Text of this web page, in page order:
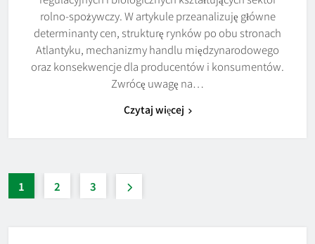
rolno-spożywczy. W artykule przeanalizuję główne
determinanty cen, strukturę rynków po obu stronach
Atlantyku, mechanizmy handlu międzynarodowego
oraz konsekwencje dla producentów i konsumentów.
Zwrócę uwagę na…
Czytaj więcej
1 2 3